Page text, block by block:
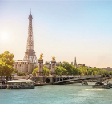
Skip
content